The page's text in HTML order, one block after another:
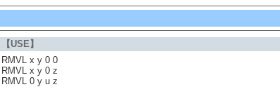
【USE】
RMVL x y 0 0
RMVL x y 0 z
RMVL 0 y u z